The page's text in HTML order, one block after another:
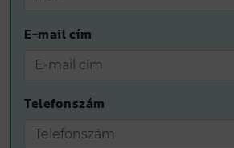
E-mail cím
Telefonszám